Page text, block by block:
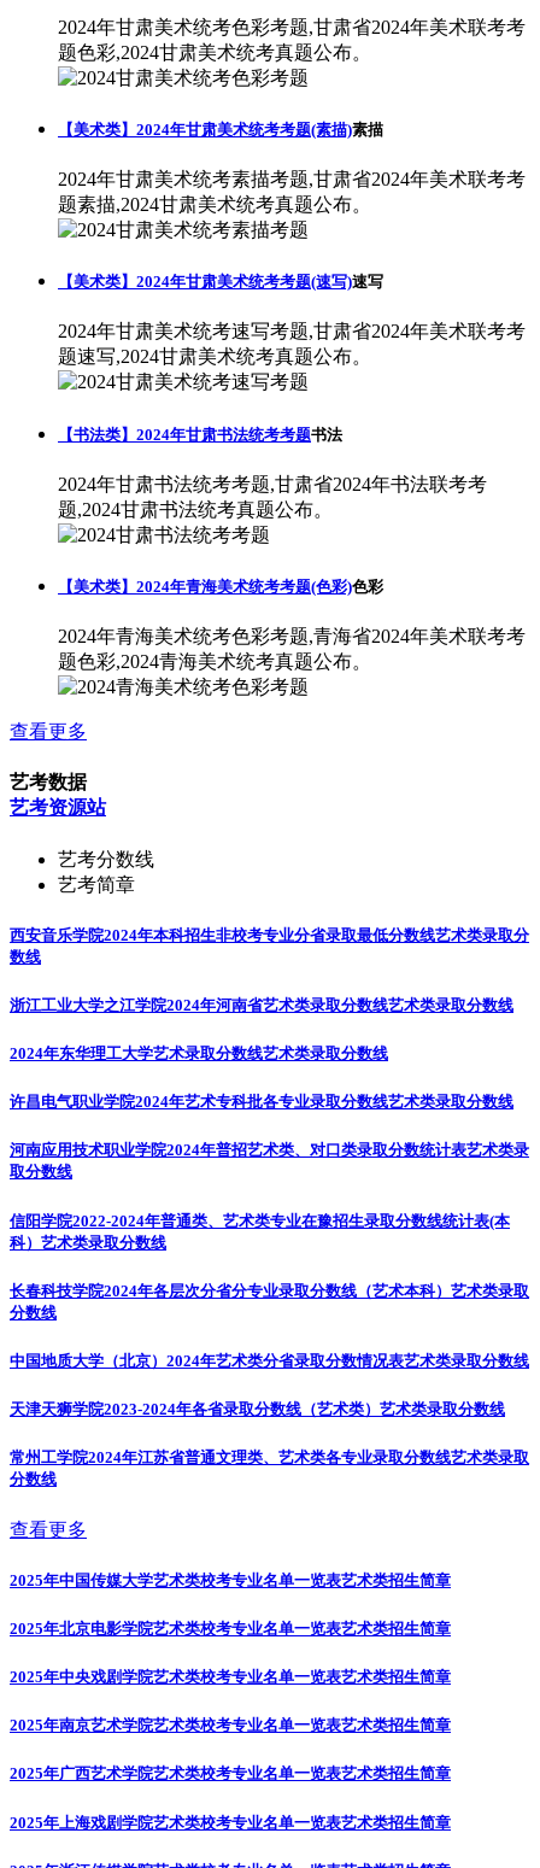
2024年甘肃美术统考色彩考题,甘肃省2024年美术联考考
题色彩,2024甘肃美术统考真题公布。
【美术类】2024年甘肃美术统考考题(素描)素描
2024年甘肃美术统考素描考题,甘肃省2024年美术联考考
题素描,2024甘肃美术统考真题公布。
【美术类】2024年甘肃美术统考考题(速写)速写
2024年甘肃美术统考速写考题,甘肃省2024年美术联考考
题速写,2024甘肃美术统考真题公布。
【书法类】2024年甘肃书法统考考题书法
2024年甘肃书法统考考题,甘肃省2024年书法联考考
题,2024甘肃书法统考真题公布。
【美术类】2024年青海美术统考考题(色彩)色彩
2024年青海美术统考色彩考题,青海省2024年美术联考考
题色彩,2024青海美术统考真题公布。
查看更多
艺考数据
艺考资源站
艺考分数线
艺考简章
西安音乐学院2024年本科招生非校考专业分省录取最低分数线艺术类录取分
数线
浙江工业大学之江学院2024年河南省艺术类录取分数线艺术类录取分数线
2024年东华理工大学艺术录取分数线艺术类录取分数线
许昌电气职业学院2024年艺术专科批各专业录取分数线艺术类录取分数线
河南应用技术职业学院2024年普招艺术类、对口类录取分数统计表艺术类录
取分数线
信阳学院2022-2024年普通类、艺术类专业在豫招生录取分数线统计表(本
科） 艺术类录取分数线
长春科技学院2024年各层次分省分专业录取分数线（艺术本科） 艺术类录取
分数线
中国地质大学（北京）2024年艺术类分省录取分数情况表艺术类录取分数线
天津天狮学院2023-2024年各省录取分数线（艺术类） 艺术类录取分数线
常州工学院2024年江苏省普通文理类、艺术类各专业录取分数线艺术类录取
分数线
查看更多
2025年中国传媒大学艺术类校考专业名单一览表艺术类招生简章
2025年北京电影学院艺术类校考专业名单一览表艺术类招生简章
2025年中央戏剧学院艺术类校考专业名单一览表艺术类招生简章
2025年南京艺术学院艺术类校考专业名单一览表艺术类招生简章
2025年广西艺术学院艺术类校考专业名单一览表艺术类招生简章
2025年上海戏剧学院艺术类校考专业名单一览表艺术类招生简章